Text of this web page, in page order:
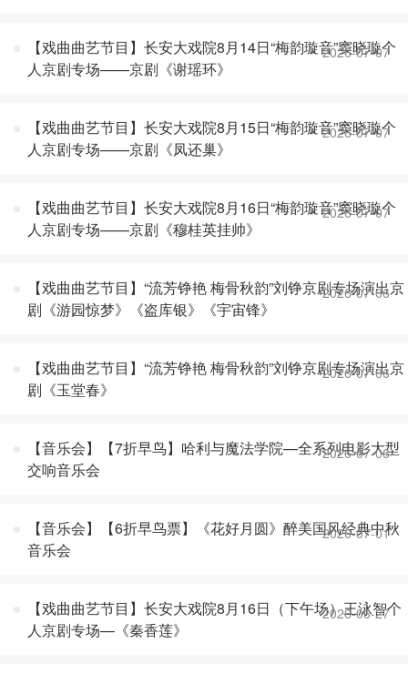
【戏曲曲艺节目】长安大戏院8月14日“梅韵璇音”窦晓璇个
人京剧专场——京剧《谢瑶环》
2026-07-07
【戏曲曲艺节目】长安大戏院8月15日“梅韵璇音”窦晓璇个
人京剧专场——京剧《凤还巢》
2026-07-07
【戏曲曲艺节目】长安大戏院8月16日“梅韵璇音”窦晓璇个
人京剧专场——京剧《穆桂英挂帅》
2026-07-07
【戏曲曲艺节目】“流芳铮艳 梅骨秋韵”刘铮京剧专场演出京
剧《游园惊梦》《盗库银》《宇宙锋》
2026-07-06
【戏曲曲艺节目】“流芳铮艳 梅骨秋韵”刘铮京剧专场演出京
剧《玉堂春》
2026-07-06
【音乐会】【7折早鸟】哈利与魔法学院—全系列电影大型
交响音乐会
2026-07-06
【音乐会】【6折早鸟票】《花好月圆》醉美国风经典中秋
音乐会
2026-07-01
【戏曲曲艺节目】长安大戏院8月16日（下午场）王泳智个
人京剧专场—《秦香莲》
2026-06-27